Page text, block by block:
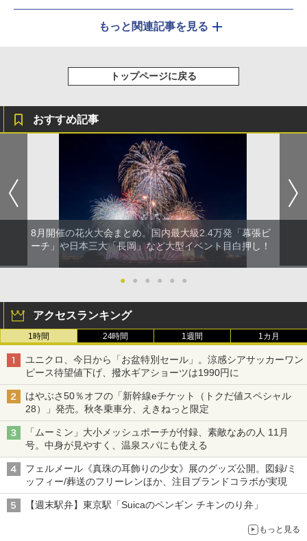
もっと関連記事を見る
トップページに戻る
おすすめ記事
8月開催の花火大会まとめ。国内最大級2.4万発「幕張ビ
ーチ」や日本三大「長岡」など大型イベント目白押し！
● ● ● ● ● ●
アクセスランキング
1時間 24時間 1週間 1カ月
ユニクロ、今日から「お盆特別セール」。涼感シアサッカーワン
ピース待望値下げ、撥水ギアショーツは1990円に
はやぶさ50％オフの「新幹線eチケット（トクだ値スペシャル
28）」発売。秋冬乗車分、えきねっと限定
「ムーミン」大小メッシュポーチが付録、素敵なあの人 11月
号。中身が見やすく、温泉スパにも使える
フェルメール《真珠の耳飾りの少女》展のグッズ公開。図録/ミ
ッフィー/葬送のフリーレンほか、注目ブランドコラボが実現
【週末駅弁】東京駅「Suicaのペンギン チキンのり弁」
もっと見る